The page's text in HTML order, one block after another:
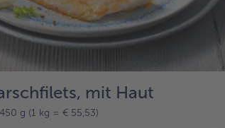
mit Haut
g (1 kg = € 55,53)